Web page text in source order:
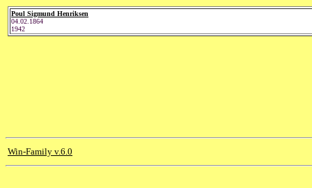
Poul Sigmund Henriksen
04.02.1864
1942
Win-Family v.6.0